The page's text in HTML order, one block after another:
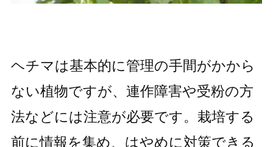
ヘチマは基本的に管理の手間がかから
ない植物ですが、連作障害や受粉の方
法などには注意が必要です。栽培する
前に情報を集め、はやめに対策できる